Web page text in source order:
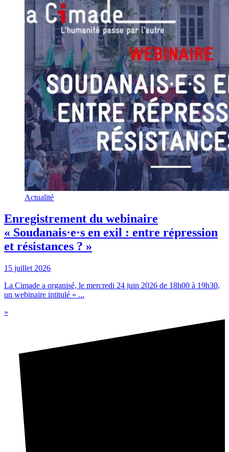
Actualité
Enregistrement du webinaire
« Soudanais·e·s en exil : entre répression
et résistances ? »
15 juillet 2026
La Cimade a organisé, le mercredi 24 juin 2026 de 18h00 à 19h30,
un webinaire intitulé « ...
»